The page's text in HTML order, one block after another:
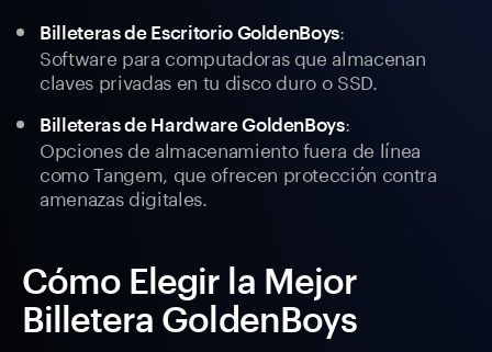
Billeteras de Escritorio GoldenBoys:
Software para computadoras que almacenan
claves privadas en tu disco duro o SSD.
Billeteras de Hardware GoldenBoys:
Opciones de almacenamiento fuera de línea
como Tangem, que ofrecen protección contra
amenazas digitales.
Cómo Elegir la Mejor
Billetera GoldenBoys